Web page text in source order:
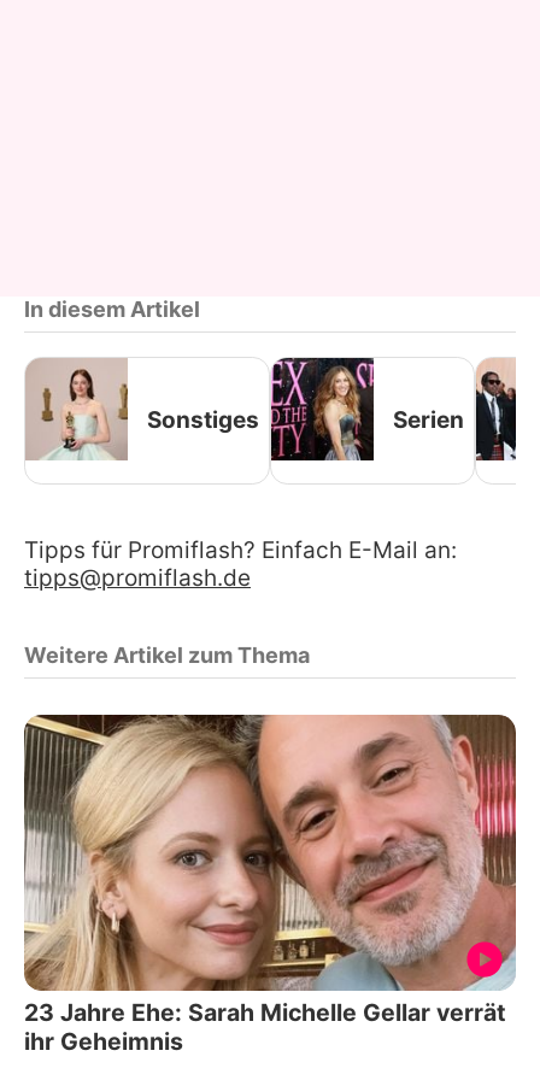
In diesem Artikel
Sonstiges Serien
Tipps für Promiflash? Einfach E-Mail an:
tipps@promiflash.de
Weitere Artikel zum Thema
23 Jahre Ehe: Sarah Michelle Gellar verrät
ihr Geheimnis